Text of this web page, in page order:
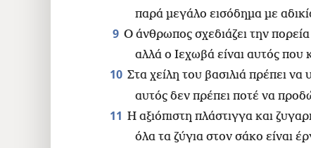
παρά μεγάλο εισόδημα με
9 Ο άνθρωπος σχεδιάζει την
αλλά ο Ιεχωβά είναι αυτός που
10 Στα χείλη του βασιλιά πρέπει
αυτός δεν πρέπει ποτέ να
11 Η αξιόπιστη πλάστιγγα και
όλα τα ζύγια στον σάκο είναι